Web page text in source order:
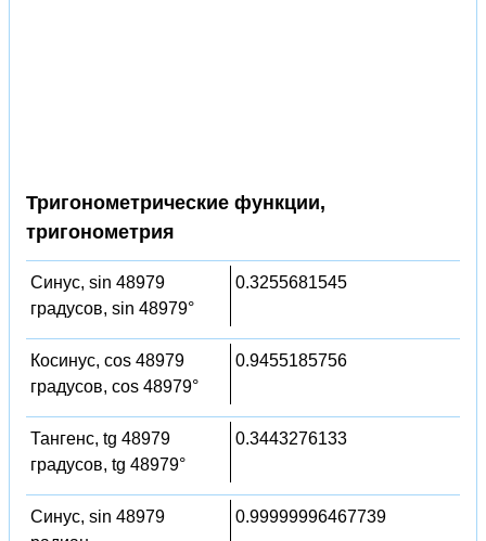
Тригонометрические функции,
тригонометрия
Синус, sin 48979
градусов, sin 48979°
0.3255681545
Косинус, cos 48979
градусов, cos 48979°
0.9455185756
Тангенс, tg 48979
градусов, tg 48979°
0.3443276133
Синус, sin 48979
0.99999996467739